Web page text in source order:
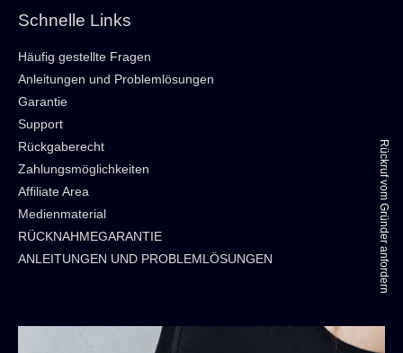
Schnelle Links
Häufig gestellte Fragen
Anleitungen und Problemlösungen
Garantie
Support
Rückgaberecht
Zahlungsmöglichkeiten
Affiliate Area
Medienmaterial
RÜCKNAHMEGARANTIE
ANLEITUNGEN UND PROBLEMLÖSUNGEN
Rückruf vom Gründer anfordern